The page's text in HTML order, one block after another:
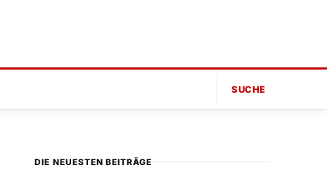
SUCHE
DIE NEUESTEN BEITRÄGE